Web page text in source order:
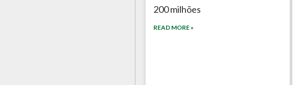
200 milhões
READ MORE »